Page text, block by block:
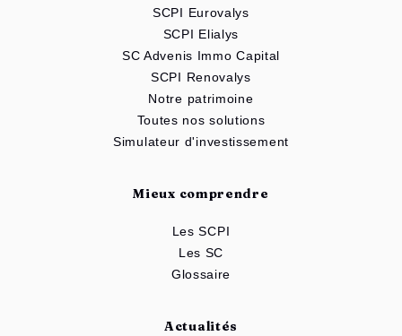
SCPI Eurovalys
SCPI Elialys
SC Advenis Immo Capital
SCPI Renovalys
Notre patrimoine
Toutes nos solutions
Simulateur d'investissement
Mieux comprendre
Les SCPI
Les SC
Glossaire
Actualités